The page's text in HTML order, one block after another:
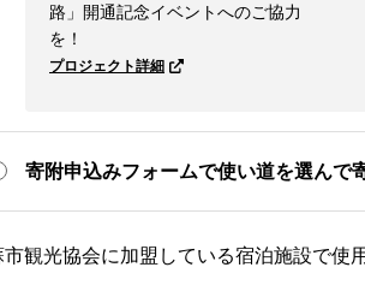
路」開通記念イベントへのご協力
を！
プロジェクト詳細
寄附申込みフォームで使い道を選んで
市観光協会に加盟している宿泊施設で使